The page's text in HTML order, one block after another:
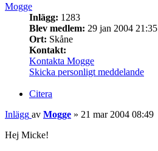
Mogge
Inlägg: 1283
Blev medlem: 29 jan 2004 21:35
Ort: Skåne
Kontakt:
Kontakta Mogge
Skicka personligt meddelande
Citera
Inlägg av Mogge » 21 mar 2004 08:49
Hej Micke!